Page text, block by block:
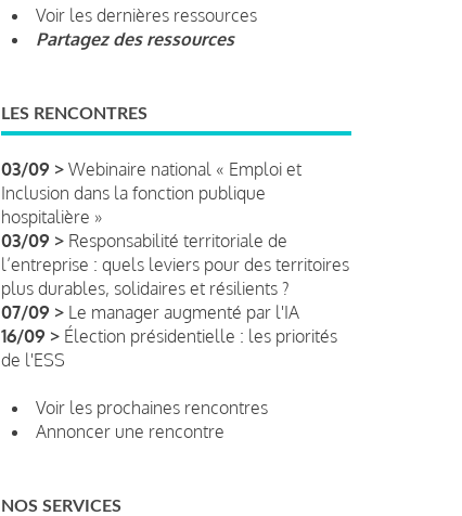
Voir les dernières ressources
Partagez des ressources
LES RENCONTRES
03/09 > Webinaire national « Emploi et
Inclusion dans la fonction publique
hospitalière »
03/09 > Responsabilité territoriale de
l’entreprise : quels leviers pour des territoires
plus durables, solidaires et résilients ?
07/09 > Le manager augmenté par l'IA
16/09 > Élection présidentielle : les priorités
de l'ESS
Voir les prochaines rencontres
Annoncer une rencontre
NOS SERVICES